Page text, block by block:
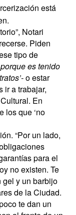
está
Notari
Piden
tipo de
es tenido
o estar
ir a trabajar,
En
los que ‘no
“Por un lado,
para el
no existen. Te
gel y un barbijo
de la Ciudad.
te dan un